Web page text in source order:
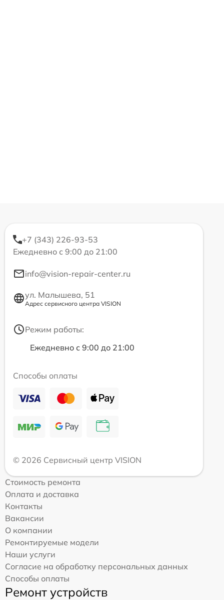
+7 (343) 226-93-53
Ежедневно с 9:00 до 21:00
info@vision-repair-center.ru
ул. Малышева, 51
Адрес сервисного центра VISION
Режим работы:
Ежедневно с 9:00 до 21:00
Способы оплаты
© 2026 Сервисный центр VISION
Стоимость ремонта
Оплата и доставка
Контакты
Вакансии
О компании
Ремонтируемые модели
Наши услуги
Согласие на обработку персональных данных
Способы оплаты
Ремонт устройств